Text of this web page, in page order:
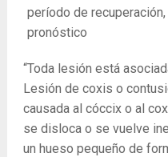
período de
pronóstico
“Toda lesión está
Lesión de coxis o
causada al cóccix o al
se disloca o se vuelve
un hueso pequeño de